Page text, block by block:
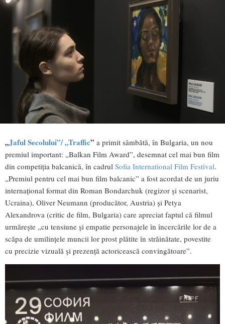
„Jaful Secolului”/ „Traffic” a primit sâmbătă, în Bulgaria, un nou
premiul important: „Balkan Film Award”, desemnat cel mai bun film
din competiția balcanică, în cadrul Sofia International Film Festival.
„Premiul pentru cel mai bun film balcanic” a fost acordat de un juriu
internațional format din Roman Bondarchuk (regizor și scenarist,
Ucraina), Oliver Neumann (producător, Austria) și Petya
Alexandrova (critic de film, Bulgaria) care apreciat faptul că filmul
urmărește „cu tensiune și empatie personajele în încercările lor de a
scăpa de umilințele muncii lor prost plătite în străinătate, povestite
cu precizie vizuală și prezență actoricească convingătoare”.